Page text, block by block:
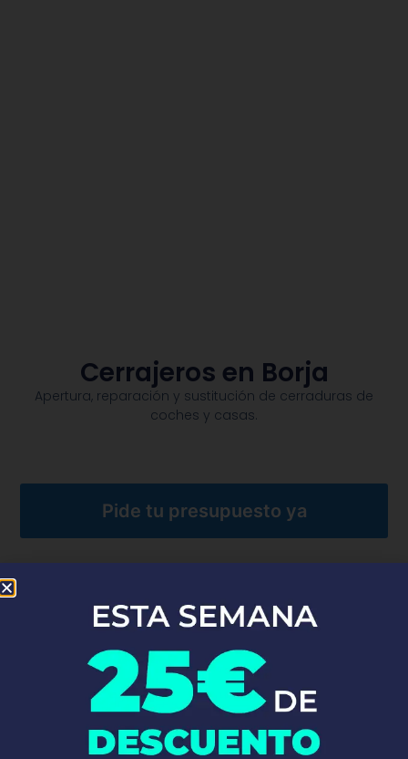
Cerrajeros en Borja
Apertura, reparación y sustitución de cerraduras de
coches y casas.​
Pide tu presupuesto ya